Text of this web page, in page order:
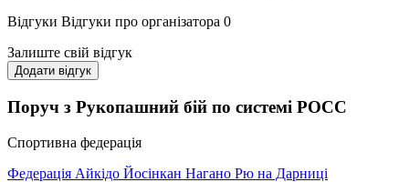
Відгуки Відгуки про організатора 0
Залиште свій відгук
Додати відгук
Поруч з Рукопашний бій по системі РОСС
Спортивна федерація
Федерація Айкідо Йосінкан Нагано Рю на Дарниці